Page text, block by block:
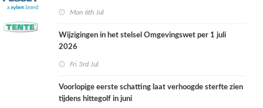
Mon 6th Jul
Wijzigingen in het stelsel Omgevingswet per 1 juli
2026
Fri 3rd Jul
Voorlopige eerste schatting laat verhoogde sterfte zien
tijdens hittegolf in juni